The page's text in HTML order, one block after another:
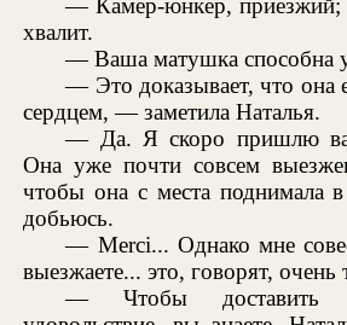
— Камер-юнкер, приезжий;
хвалит.
— Ваша матушка способна
— Это доказывает, что она
сердцем, — заметила Наталья.
— Да. Я скоро пришлю
Она уже почти совсем
чтобы она с места поднимала
добьюсь.
— Merci... Однако мне
выезжаете... это, говорят, очень
— Чтобы доставить